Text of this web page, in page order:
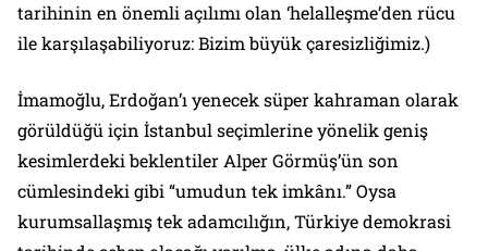
tarihinin en önemli açılımı olan ‘helalleşme’den rücu
ile karşılaşabiliyoruz: Bizim büyük çaresizliğimiz.)
İmamoğlu, Erdoğan’ı yenecek süper kahraman olarak
görüldüğü için İstanbul seçimlerine yönelik geniş
kesimlerdeki beklentiler Alper Görmüş’ün son
cümlesindeki gibi “umudun tek imkânı.” Oysa
kurumsallaşmış tek adamcılığın, Türkiye demokrasi